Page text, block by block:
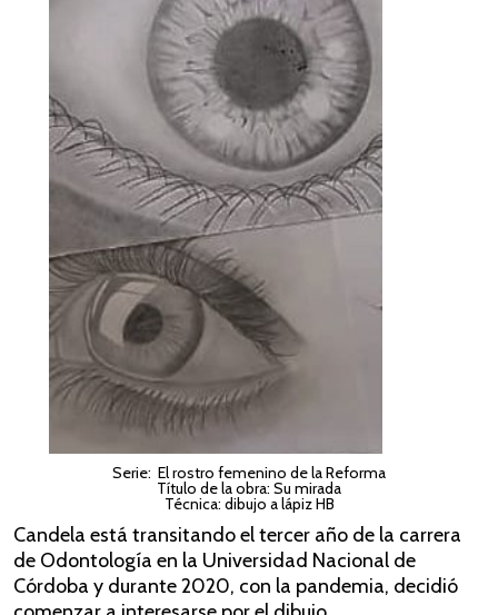
Serie: El rostro femenino de la Reforma
Título de la obra: Su mirada
Técnica: dibujo a lápiz HB
Candela está transitando el tercer año de la carrera
de Odontología en la Universidad Nacional de
Córdoba y durante 2020, con la pandemia, decidió